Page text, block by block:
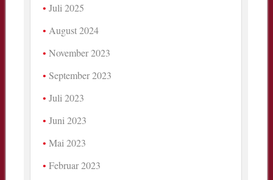
Juli 2025
August 2024
November 2023
September 2023
Juli 2023
Juni 2023
Mai 2023
Februar 2023